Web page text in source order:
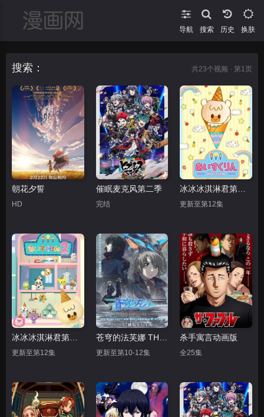
导航 搜索 换肤
搜索： 共23个视频 · 第1页
朝花夕誓
HD
催眠麦克风第二季
完结
冰冰冰淇淋君第一季
更新至第12集
更新至第12集 更新至第10-12集
杀手寓言动画版
全25集